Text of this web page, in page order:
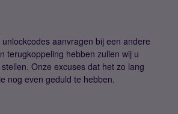
aanvragen bij een andere
terugkoppeling hebben zullen wij u
Onze excuses dat het zo lang
nog even geduld te hebben.